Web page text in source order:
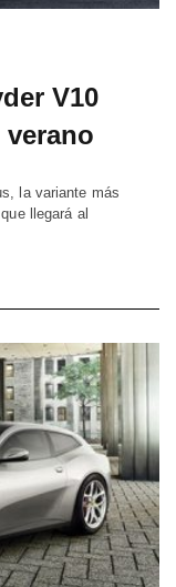
V10
verano
la variante más
llegará al